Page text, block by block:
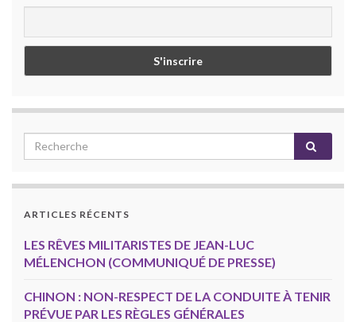
ARTICLES RÉCENTS
LES RÊVES MILITARISTES DE JEAN-LUC
MÉLENCHON (COMMUNIQUÉ DE PRESSE)
CHINON : NON-RESPECT DE LA CONDUITE À TENIR
PRÉVUE PAR LES RÈGLES GÉNÉRALES